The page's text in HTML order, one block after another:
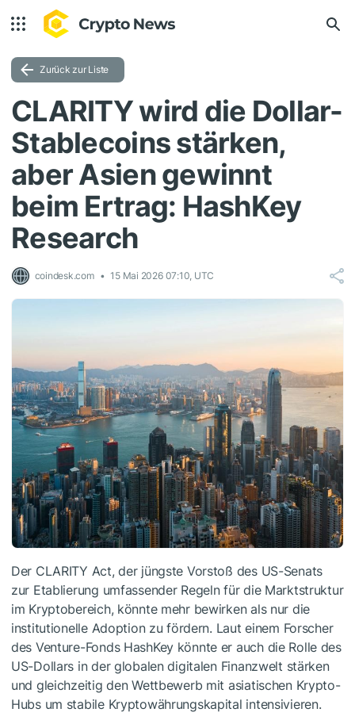
Zurück zur Liste
CLARITY wird die Dollar-
Stablecoins stärken,
aber Asien gewinnt
beim Ertrag: HashKey
Research
coindesk.com 15 Mai 2026 07:10, UTC
Der CLARITY Act, der jüngste Vorstoß des US-Senats
zur Etablierung umfassender Regeln für die Marktstruktur
im Kryptobereich, könnte mehr bewirken als nur die
institutionelle Adoption zu fördern. Laut einem Forscher
des Venture-Fonds HashKey könnte er auch die Rolle des
US-Dollars in der globalen digitalen Finanzwelt stärken
und gleichzeitig den Wettbewerb mit asiatischen Krypto-
Hubs um stabile Kryptowährungskapital intensivieren.